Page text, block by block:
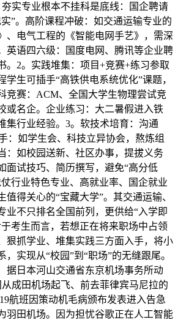
实专业根本不挂科是底线：国企聘请
”。高阶课程冲破：如交通运输专业的
、电气工程的《智能电网手艺》，需深
英语四六级：国度电网、腾讯等企业聘
。2。实践堆集：项目+竞赛+练习参取
学生可插手“高铁供电系统优化”课题，
竞赛：ACM、全国大学生物理尝试竞
或名企。企业练习：大二暑假进入铁
集行业经验。3。软技术培育：沟通
：如学生会、科技立异协会，熬炼组
：如校园送新、社区办事，提拔义务
面试技巧、简历撰写，避免“高分低
行业特色专业、高就业率、国企就业
值得关心的“宝藏大学”。其交通运输、
业不只排名全国前列，更供给“入学即
考生而言，若想正在将来职场中占领
狠抓学业、堆集实践三方面入手，将小
实现从“校园”到“职场”的无缝跟尾。
据日本河山交通省东京机场事务所动
成田机场起飞、前去菲律宾马尼拉的
航班因策动机毛病颁布发表进入告急
羽田机场。因为担忧谷歌正在人工智能